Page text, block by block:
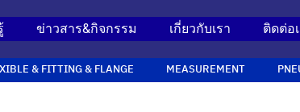
ข่าวสาร&กิจกรรม เกี่ยวกับเรา ติดต่อ
& FITTING & FLANGE MEASUREMENT